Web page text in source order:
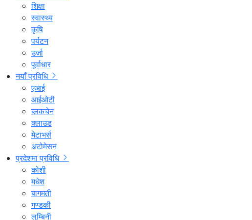
शिक्षा
स्वास्थ्य
कृषि
पर्यटन
उर्जा
पूर्वाधार
नयाँ प्रविधि
एआई
आईओटी
ब्लकचेन
क्लाउड
मेटाभर्स
अटोमेसन
प्रदेशमा प्रविधि
कोशी
मधेश
बागमती
गण्डकी
लुम्बिनी